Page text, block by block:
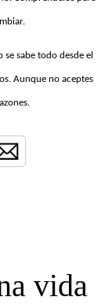
se sabe todo desde el
Aunque no aceptes
vida